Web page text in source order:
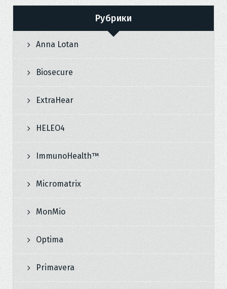
Рубрики
Anna Lotan
Biosecure
ExtraHear
HELEO4
ImmunoHealth™
Micromatrix
MonMio
Optima
Primavera